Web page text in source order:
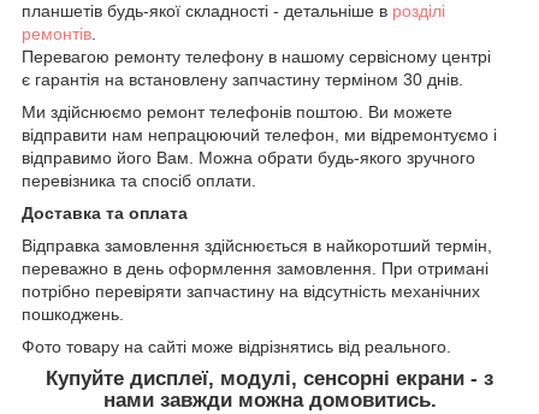
планшетів будь-якої складності - детальніше в розділі
ремонтів
Перевагою ремонту телефону в нашому сервісному центрі
є гарантія на встановлену запчастину терміном 30 днів.
Ми здійснюємо ремонт телефонів поштою. Ви можете
відправити нам непрацюючий телефон, ми відремонтуємо і
відправимо його Вам. Можна обрати будь-якого зручного
перевізника та спосіб оплати.
Доставка та оплата
Відправка замовлення здійснюється в найкоротший термін,
переважно в день оформлення замовлення. При отримані
потрібно перевіряти запчастину на відсутність механічних
пошкоджень.
Фото товару на сайті може відрізнятись від реального.
Купуйте дисплеї, модулі, сенсорні екрани - з
нами завжди можна домовитись.